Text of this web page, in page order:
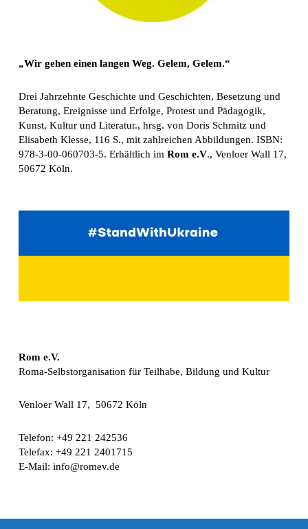
„Wir gehen einen langen Weg. Gelem, Gelem.“
Drei Jahrzehnte Geschichte und Geschichten, Besetzung und
Beratung, Ereignisse und Erfolge, Protest und Pädagogik,
Kunst, Kultur und Literatur., hrsg. von Doris Schmitz und
Elisabeth Klesse, 116 S., mit zahlreichen Abbildungen. ISBN:
978-3-00-060703-5. Erhältlich im Rom e.V., Venloer Wall 17,
50672 Köln.
Rom e.V.
Roma-Selbstorganisation für Teilhabe, Bildung und Kultur
Venloer Wall 17, 50672 Köln
Telefon: +49 221 242536
Telefax: +49 221 2401715
E-Mail: info@romev.de